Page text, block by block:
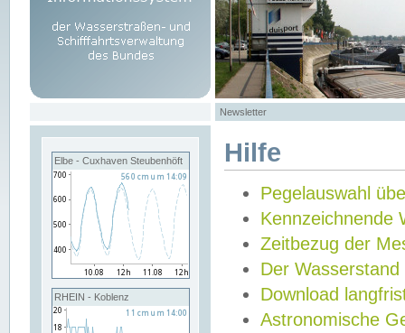
Newsletter
Elbe - Cuxhaven Steubenhöft
RHEIN - Koblenz
Hilfe
Pegelauswahl
Kennzeichnende
Zeitbezug der
Der Wasserstand
Download
Astronomische